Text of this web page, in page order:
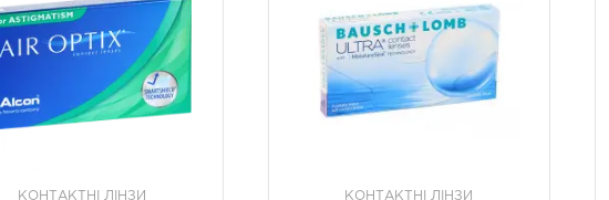
КОНТАКТНІ ЛІНЗИ КОНТАКТНІ ЛІНЗИ